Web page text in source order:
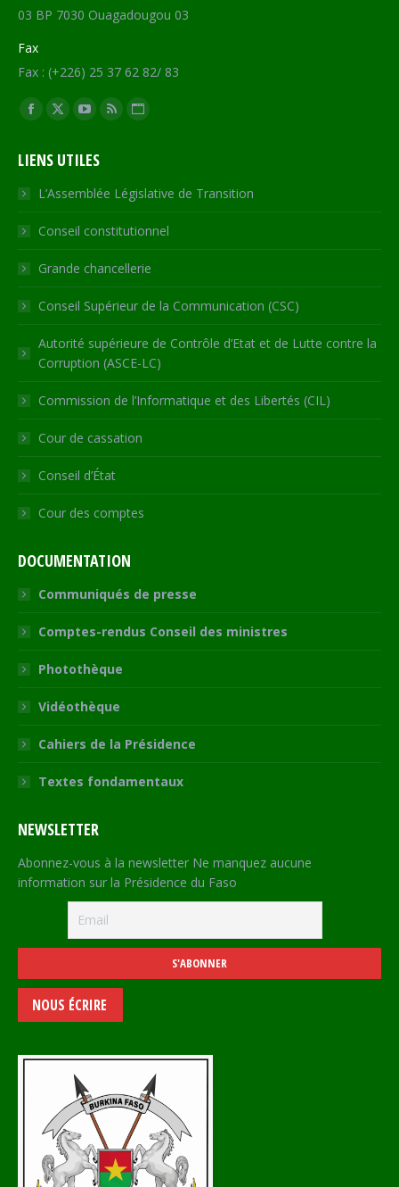
03 BP 7030 Ouagadougou 03
Fax
Fax : (+226) 25 37 62 82/ 83
Trouvez nous sur :
Facebook
opens
in
new
window
X
opens
in
new
window
YouTube
opens
in
new
window
RSS
in
new
window
Site
opens
in
new
LIENS UTILES
L’Assemblée Législative de Transition
Conseil constitutionnel
Grande chancellerie
Conseil Supérieur de la Communication (CSC)
Autorité supérieure de Contrôle d’Etat et de Lutte contre la
Corruption (ASCE-LC)
Commission de l’Informatique et des Libertés (CIL)
Cour de cassation
Conseil d’État
Cour des comptes
DOCUMENTATION
Communiqués de presse
Comptes-rendus Conseil des ministres
Photothèque
Vidéothèque
Cahiers de la Présidence
Textes fondamentaux
NEWSLETTER
Abonnez-vous à la newsletter Ne manquez aucune
information sur la Présidence du Faso
NOUS ÉCRIRE